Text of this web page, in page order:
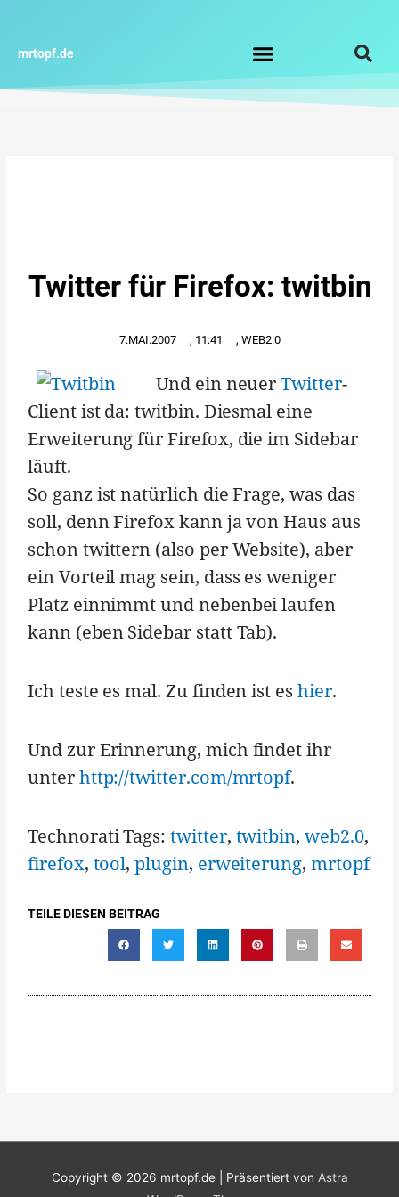
springen
mrtopf.de
Twitter für Firefox: twitbin
7.MAI.2007 , 11:41 , WEB2.0
Und ein neuerTwitter-
Client ist da: twitbin. Diesmal eine
Erweiterung für Firefox, die im Sidebar
läuft.
So ganz ist natürlich die Frage, was das
soll, denn Firefox kann ja von Haus aus
schon twittern (also per Website), aber
ein Vorteil mag sein, dass es weniger
Platz einnimmt und nebenbei laufen
kann (eben Sidebar statt Tab).
Ich teste es mal. Zu finden ist es hier.
Und zur Erinnerung, mich findet ihr
unterhttp://twitter.com/mrtopf.
Technorati Tags:twitter, twitbin, web2.0,
firefox, tool,plugin, erweiterung, mrtopf
TEILE DIESEN BEITRAG
Copyright © 2026 mrtopf.de| Präsentiert von Astra